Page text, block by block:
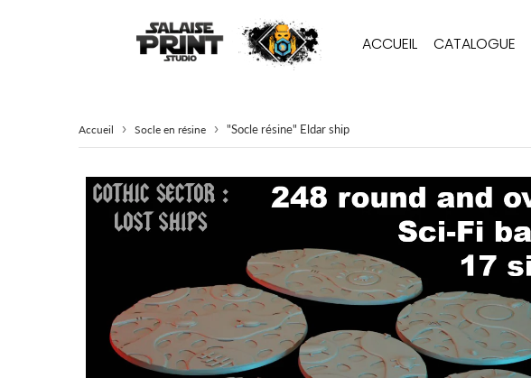
ACCUEIL CATALOGUE
Accueil › Socle en résine › "Socle résine" Eldar ship